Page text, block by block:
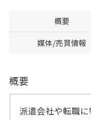
概要
媒体/売買情報
概要
派遣会社や転職に